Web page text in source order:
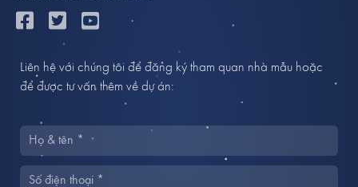
Liên hệ với chúng tôi để đăng ký tham quan nhà mẫu hoặc
để được tư vấn thêm về dự án: